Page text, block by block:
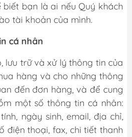
bạn là ai nếu Quý khách
tài khoản của mình.
cá nhân
lưu trữ và xử lý thông tin của
hàng và cho những thông
đến đơn hàng, và để cung
một số thông tin cá nhân:
ngày sinh, email, địa chỉ,
điện thoại, fax, chi tiết thanh